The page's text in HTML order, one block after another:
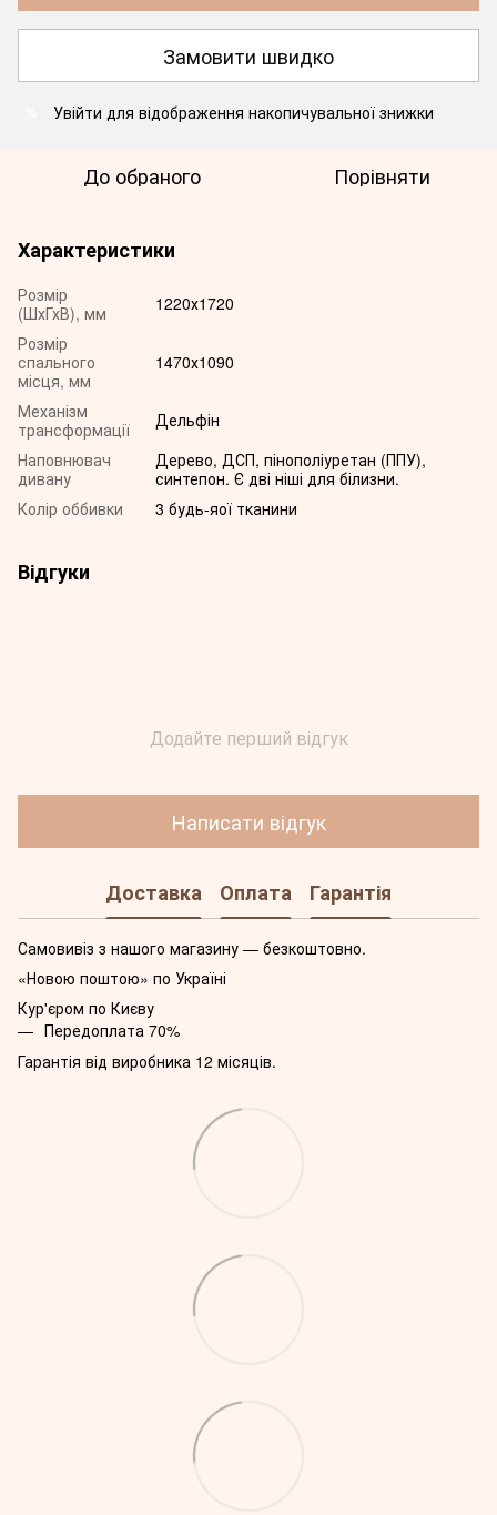
Замовити швидко
Увійти для відображення накопичувальної знижки
До обраного Порівняти
Характеристики
Розмір
(ШхГхВ), мм
1220х1720
Розмір
спального
місця, мм
1470х1090
Механізм
трансформації
Дельфін
Наповнювач
дивану
Дерево, ДСП, пінополіуретан (ППУ),
синтепон. Є дві ніші для білизни.
Колір оббивки
3 будь-яої тканини
Відгуки
Додайте перший відгук
Написати відгук
Доставка Оплата Гарантія
Самовивіз з нашого магазину — безкоштовно.
«Новою поштою» по Україні
Кур'єром по Києву
Передоплата 70%
Гарантія від виробника 12 місяців.